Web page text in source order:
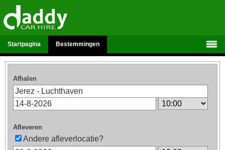
Startpagina Bestemmingen
Afhalen
Afleveren
Andere afleverlocatie?